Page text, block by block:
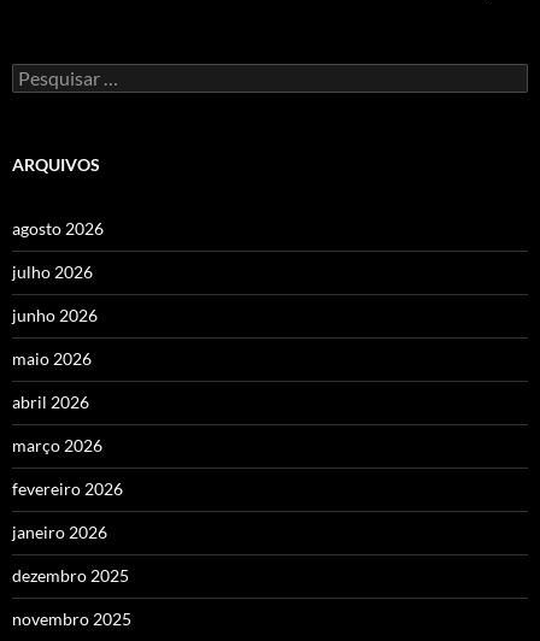
Pesquisar
por:
ARQUIVOS
agosto 2026
julho 2026
junho 2026
maio 2026
abril 2026
março 2026
fevereiro 2026
janeiro 2026
dezembro 2025
novembro 2025